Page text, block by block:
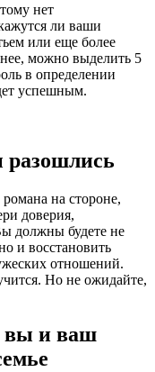
нет
ли ваши
или еще более
можно выделить 5
в определении
успешным.
на стороне,
доверия,
должны будете не
и восстановить
отношений.
Но не ожидайте,
вы и ваш